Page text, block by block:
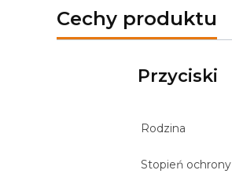
Cechy produktu
Przyciski
Rodzina
Stopień ochrony